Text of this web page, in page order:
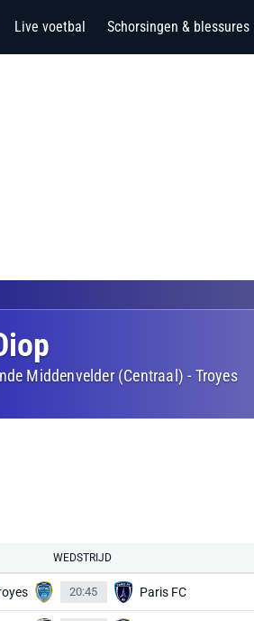
Live voetbal Schorsingen & blessures
Middenvelder (Centraal)- Troyes
WEDSTRIJD
20:45 Paris FC